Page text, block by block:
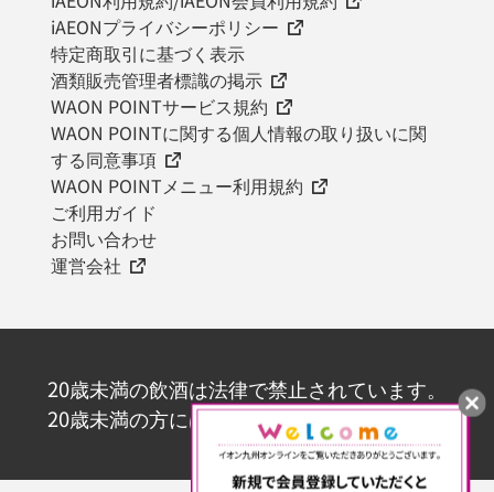
iAEONプライバシーポリシー
特定商取引に基づく表示
酒類販売管理者標識の掲示
WAON POINTサービス規約
WAON POINTに関する個人情報の取り扱いに関
する同意事項
WAON POINTメニュー利用規約
ご利用ガイド
お問い合わせ
運営会社
20歳未満の飲酒は法律で禁止されています。
20歳未満の方にはお酒を販売いたしません。